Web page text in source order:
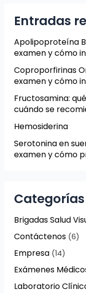
Entradas
Apolipoproteína
examen y cómo
Coproporfirinas
examen y cómo
Fructosamina:
cuándo se
Hemosiderina
Serotonina en
examen y cómo
Categorías
Brigadas Salud
Contáctenos(6)
Empresa(14)
Exámenes
Laboratorio